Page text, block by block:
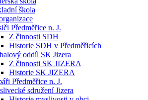
škola
Předměřice n. J.
Z činnosti SDH
Historie SDH v Předměřicích
oddíl SK Jizera
Z činnosti SK JIZERA
Historie SK JIZERA
Předměřice n. J.
sdružení Jizera